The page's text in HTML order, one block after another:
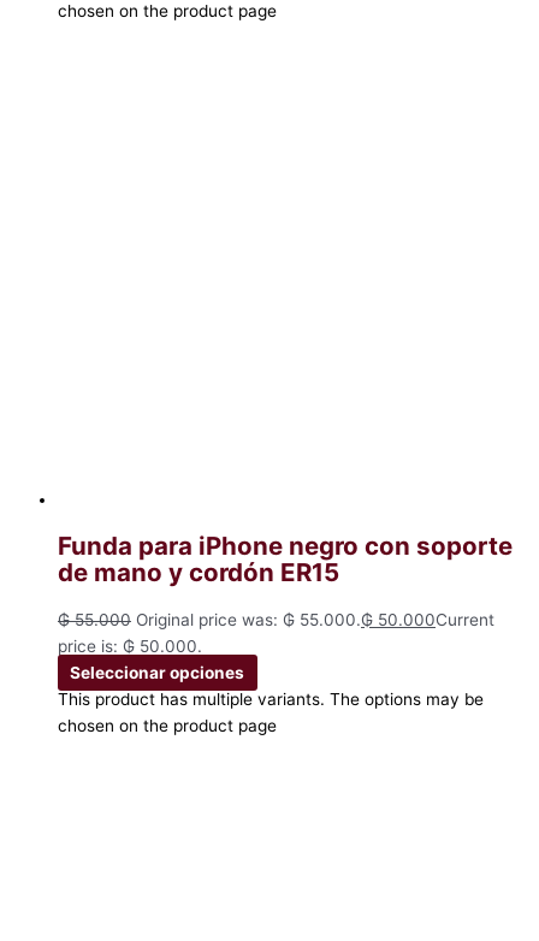
chosen on the product page
Funda para iPhone negro con soporte
de mano y cordón ER15
₲55.000 Original price was: ₲ 55.000.₲ 50.000Current
price is: ₲ 50.000.
Seleccionar opciones
This product has multiple variants. The options may be
chosen on the product page